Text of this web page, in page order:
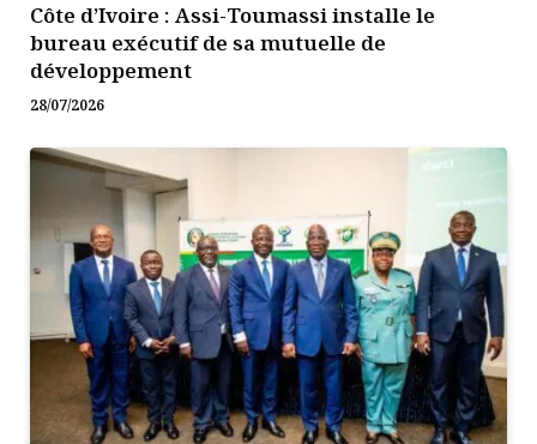
Côte d’Ivoire : Assi-Toumassi installe le
bureau exécutif de sa mutuelle de
développement
28/07/2026